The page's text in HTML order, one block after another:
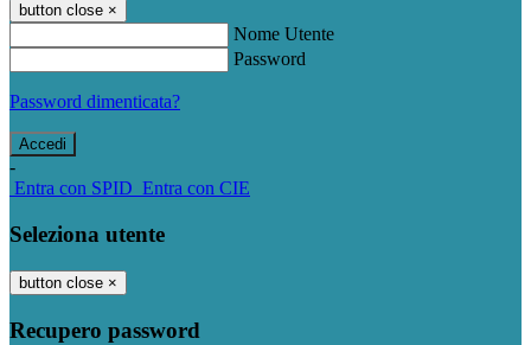
button close ×
Nome Utente
Password
Password dimenticata?
-
Entra con SPID Entra con CIE
Seleziona utente
button close ×
Recupero password